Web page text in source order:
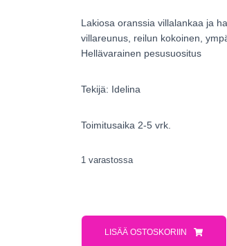
Lakiosa oranssia villalankaa ja
villareunus, reilun kokoinen,
Hellävarainen pesusuositus
Tekijä: Idelina
Toimitusaika 2-5 vrk.
1 varastossa
LISÄÄ OSTOSKORIIN